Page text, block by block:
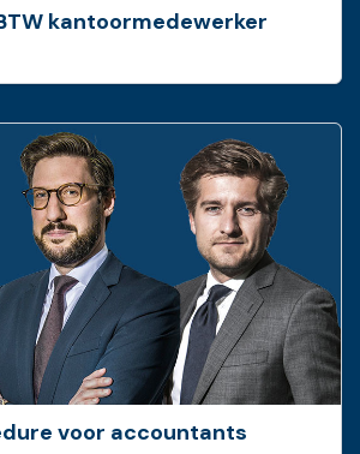
­kantoormedewerker
voor accountants